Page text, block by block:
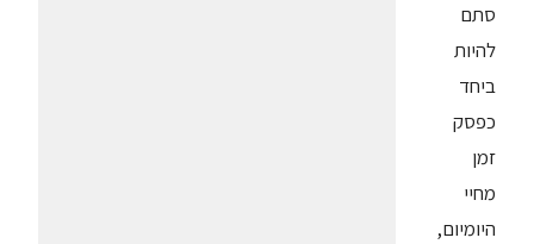
סתם
להיות
ביחד
כפסק
זמן
מחיי
היומיום,